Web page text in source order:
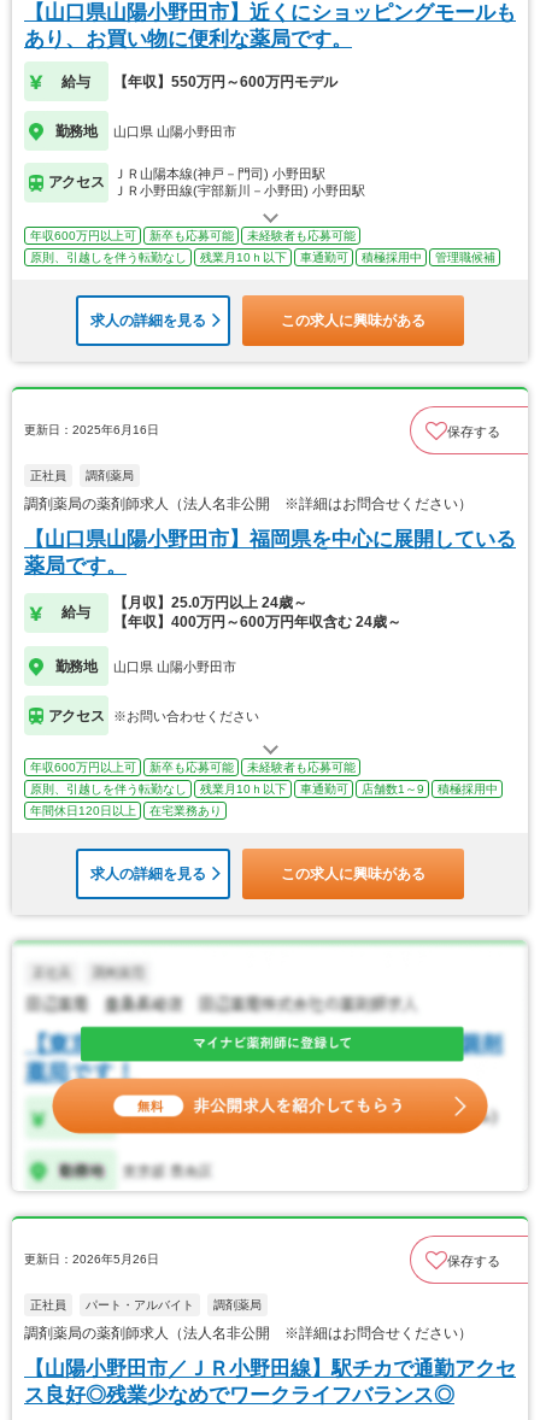
【山口県山陽小野田市】近くにショッピングモールも
あり、お買い物に便利な薬局です。
給与 【年収】550万円～600万円モデル
勤務地 山口県 山陽小野田市
アクセス
ＪＲ山陽本線(神戸－門司) 小野田駅
ＪＲ小野田線(宇部新川－小野田) 小野田駅
年収600万円以上可 新卒も応募可能
未経験者も応募可能
原則、引越しを伴う転勤なし
残業月10ｈ以下 車通勤可 積極採用中 管理職候補
求人の詳細を見る この求人に興味がある
更新日：2025年6月16日 保存する
正社員 調剤薬局
調剤薬局の薬剤師求人（法人名非公開 ※詳細はお問合せください）
【山口県山陽小野田市】福岡県を中心に展開している
薬局です。
給与
【月収】25.0万円以上 24歳～
【年収】400万円～600万円年収含む 24歳～
勤務地 山口県 山陽小野田市
アクセス ※お問い合わせください
年収600万円以上可 新卒も応募可能
未経験者も応募可能
原則、引越しを伴う転勤なし
残業月10ｈ以下 車通勤可 店舗数1～9
積極採用中
年間休日120日以上
在宅業務あり
求人の詳細を見る この求人に興味がある
更新日：2026年5月26日 保存する
正社員 パート・アルバイト 調剤薬局
調剤薬局の薬剤師求人（法人名非公開 ※詳細はお問合せください）
【山陽小野田市／ＪＲ小野田線】駅チカで通勤アクセ
ス良好◎残業少なめでワークライフバランス◎